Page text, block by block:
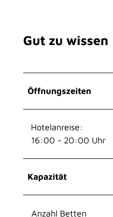
Gut zu wissen
Öffnungszeiten
Hotelanreise:
16:00 - 20:00 Uhr
Kapazität
Anzahl Betten